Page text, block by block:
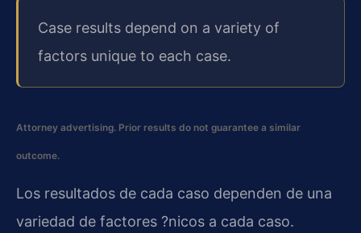
Case results depend on a variety of
factors unique to each case.
Attorney advertising. Prior results do not guarantee a similar
outcome.
Los resultados de cada caso dependen de una
variedad de factores ?nicos a cada caso.